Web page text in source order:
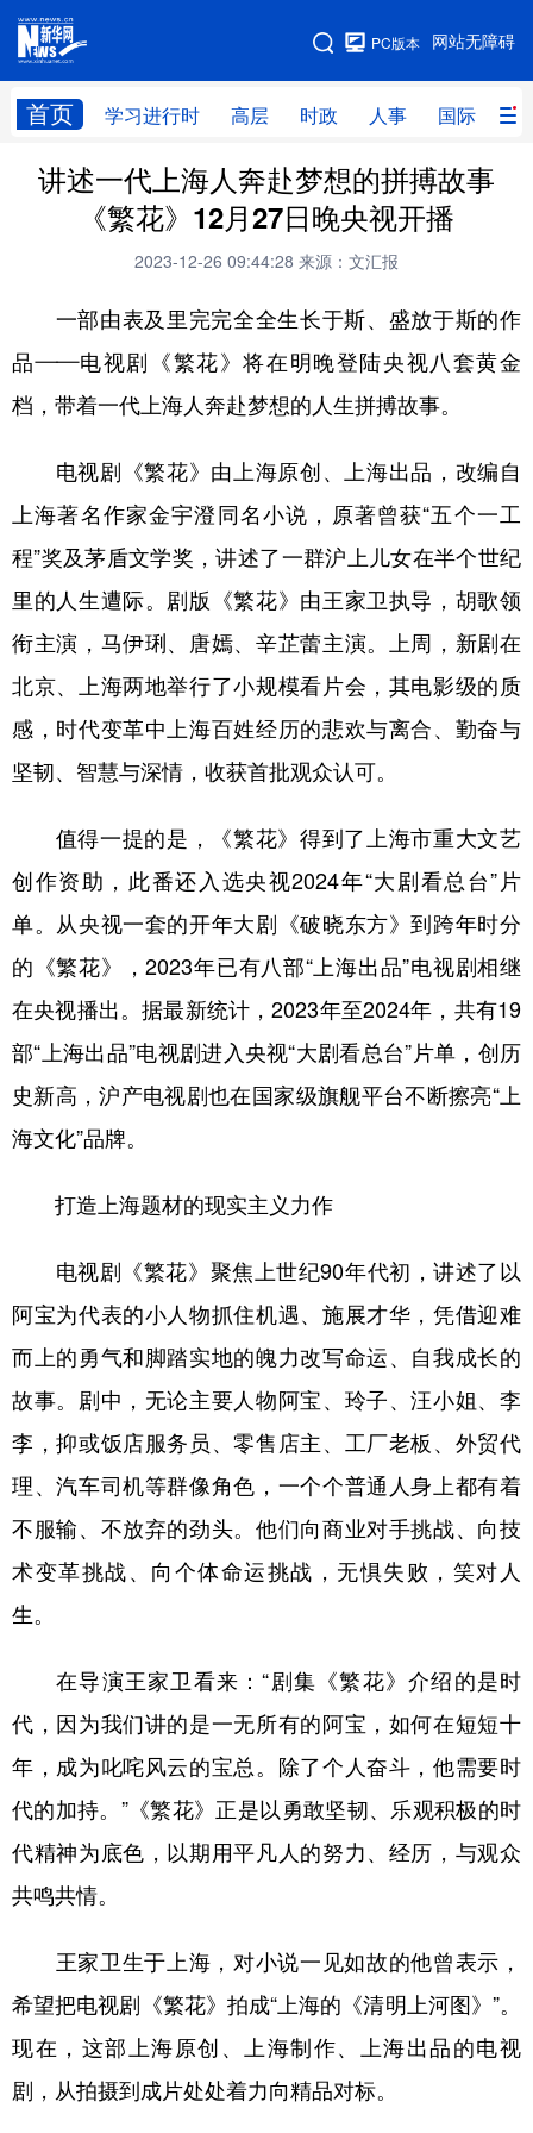
网站无障碍
PC版本
首页 学习进行时 高层 时政 人事 国际 财
网站地图
学习进行时 高层 时政 人事
财经 网评 港澳
科技 科创 量子 体育
书画
法律 中央文件 金融 汽车
食品 人居 信息化 数字经济
彩票 娱乐 时尚 悦读
公益 一带一路 亚太网 上市公司
文化产业
地方频道
北京 天津 河北 山西
辽宁 吉林 上海 江苏
浙江 安徽 福建 江西
陕西 甘肃 青海
新疆 内蒙古 黑龙江
多语种频道
English Español Français عربى
讲述一代上海人奔赴梦想的拼搏故事
《繁花》12月27日晚央视开播
2023-12-26 09:44:28 来源：文汇报
一部由表及里完完全全生长于斯、盛放于斯的作
品——电视剧《繁花》将在明晚登陆央视八套黄金
档，带着一代上海人奔赴梦想的人生拼搏故事。
电视剧《繁花》由上海原创、上海出品，改编自
上海著名作家金宇澄同名小说，原著曾获“五个一工
程”奖及茅盾文学奖，讲述了一群沪上儿女在半个世纪
里的人生遭际。剧版《繁花》由王家卫执导，胡歌领
衔主演，马伊琍、唐嫣、辛芷蕾主演。上周，新剧在
北京、上海两地举行了小规模看片会，其电影级的质
感，时代变革中上海百姓经历的悲欢与离合、勤奋与
坚韧、智慧与深情，收获首批观众认可。
值得一提的是，《繁花》得到了上海市重大文艺
创作资助，此番还入选央视2024年“大剧看总台”片
单。从央视一套的开年大剧《破晓东方》到跨年时分
的《繁花》，2023年已有八部“上海出品”电视剧相继
在央视播出。据最新统计，2023年至2024年，共有19
部“上海出品”电视剧进入央视“大剧看总台”片单，创历
史新高，沪产电视剧也在国家级旗舰平台不断擦亮“上
海文化”品牌。
打造上海题材的现实主义力作
电视剧《繁花》聚焦上世纪90年代初，讲述了以
阿宝为代表的小人物抓住机遇、施展才华，凭借迎难
而上的勇气和脚踏实地的魄力改写命运、自我成长的
故事。剧中，无论主要人物阿宝、玲子、汪小姐、李
李，抑或饭店服务员、零售店主、工厂老板、外贸代
理、汽车司机等群像角色，一个个普通人身上都有着
不服输、不放弃的劲头。他们向商业对手挑战、向技
术变革挑战、向个体命运挑战，无惧失败，笑对人
生。
在导演王家卫看来：“剧集《繁花》介绍的是时
代，因为我们讲的是一无所有的阿宝，如何在短短十
年，成为叱咤风云的宝总。除了个人奋斗，他需要时
代的加持。”《繁花》正是以勇敢坚韧、乐观积极的时
代精神为底色，以期用平凡人的努力、经历，与观众
共鸣共情。
王家卫生于上海，对小说一见如故的他曾表示，
希望把电视剧《繁花》拍成“上海的《清明上河图》”。
现在，这部上海原创、上海制作、上海出品的电视
剧，从拍摄到成片处处着力向精品对标。